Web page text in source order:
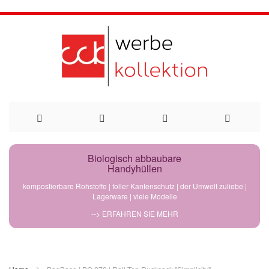
Direkt
Biologisch abbaubare
Handyhüllen
kompostierbare Rohstoffe | toller Kantenschutz | der Umwelt zuliebe |
Lagerware | viele Modelle
--> ERFAHREN SIE MEHR